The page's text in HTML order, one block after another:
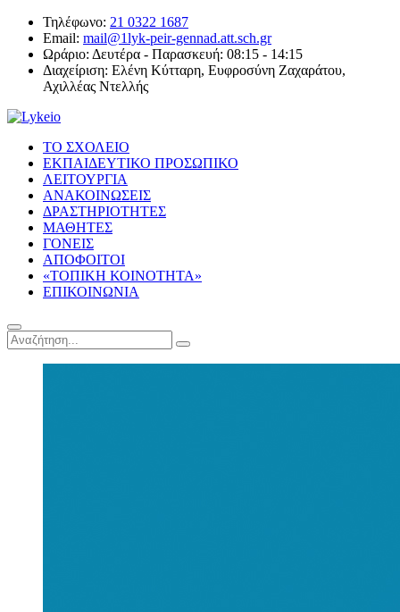
Τηλέφωνο: 21 0322 1687
Email: mail@1lyk-peir-gennad.att.sch.gr
Ωράριο: Δευτέρα - Παρασκευή: 08:15 - 14:15
Διαχείριση: Ελένη Κύτταρη, Ευφροσύνη Ζαχαράτου,
Αχιλλέας Ντελλής
ΤΟ ΣΧΟΛΕΙΟ
ΕΚΠΑΙΔΕΥΤΙΚΟ ΠΡΟΣΩΠΙΚΟ
ΛΕΙΤΟΥΡΓΙΑ
ΑΝΑΚΟΙΝΩΣΕΙΣ
ΔΡΑΣΤΗΡΙΟΤΗΤΕΣ
ΜΑΘΗΤΕΣ
ΓΟΝΕΙΣ
ΑΠΟΦΟΙΤΟΙ
«ΤΟΠΙΚΗ ΚΟΙΝΟΤΗΤΑ»
ΕΠΙΚΟΙΝΩΝΙΑ